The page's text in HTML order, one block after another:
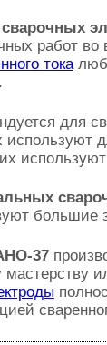
работ во
тока
для
большие
37